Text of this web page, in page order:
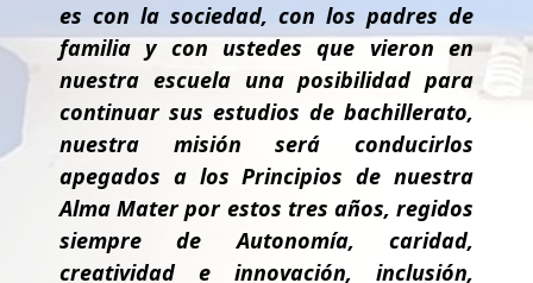
es con la sociedad, con los padres de
familia y con ustedes que vieron en
nuestra escuela una posibilidad para
continuar sus estudios de bachillerato,
nuestra misión será conducirlos
apegados a los Principios de nuestra
Alma Mater por estos tres años, regidos
siempre de Autonomía, caridad,
creatividad e innovación, inclusión,